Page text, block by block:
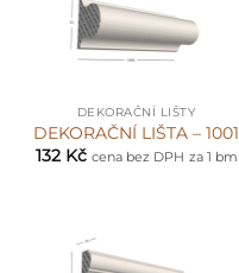
DEKORAČNÍ LIŠTY
DEKORAČNÍ LIŠTA – 1001
132 Kč cena bez DPH za 1 bm